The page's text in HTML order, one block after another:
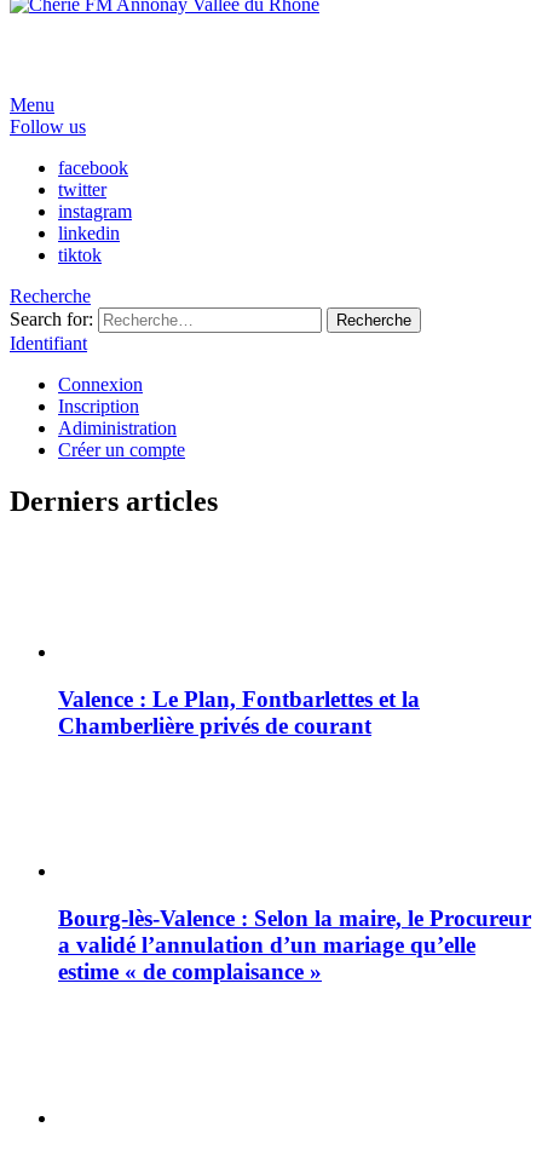
Menu
Follow us
facebook
twitter
instagram
linkedin
tiktok
Recherche
Search for:
Recherche
Identifiant
Connexion
Inscription
Adiministration
Créer un compte
Derniers articles
Valence : Le Plan, Fontbarlettes et la
Chamberlière privés de courant
Bourg-lès-Valence : Selon la maire, le Procureur
a validé l’annulation d’un mariage qu’elle
estime « de complaisance »